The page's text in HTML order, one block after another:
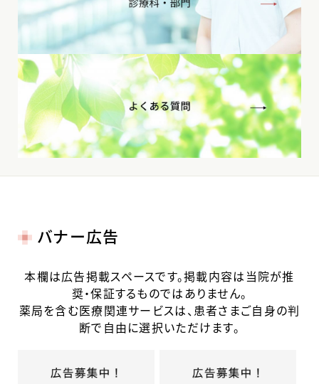
バナー広告
本欄は広告掲載スペースです。掲載内容は当院が推
奨・保証するものではありません。
薬局を含む医療関連サービスは、患者さまご自身の判
断で自由に選択いただけます。